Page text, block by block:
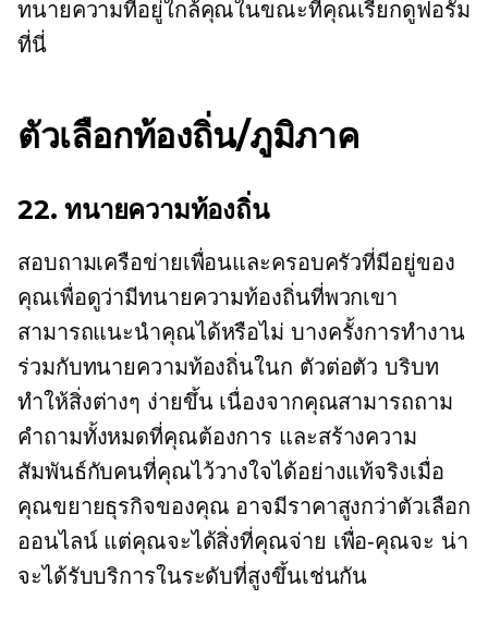
ทนายความที่อยู่ใกล้คุณในขณะที่คุณเรียกดูฟอรั่ม
ที่นี่
ตัวเลือกท้องถิ่น/ภูมิภาค
22. ทนายความท้องถิ่น
สอบถามเครือข่ายเพื่อนและครอบครัวที่มีอยู่ของ
คุณเพื่อดูว่ามีทนายความท้องถิ่นที่พวกเขา
สามารถแนะนำคุณได้หรือไม่ บางครั้งการทำงาน
ร่วมกับทนายความท้องถิ่นในก ตัวต่อตัว บริบท
ทำให้สิ่งต่างๆ ง่ายขึ้น เนื่องจากคุณสามารถถาม
คำถามทั้งหมดที่คุณต้องการ และสร้างความ
สัมพันธ์กับคนที่คุณไว้วางใจได้อย่างแท้จริงเมื่อ
คุณขยายธุรกิจของคุณ อาจมีราคาสูงกว่าตัวเลือก
ออนไลน์ แต่คุณจะได้สิ่งที่คุณจ่าย เพื่อ-คุณจะ น่า
จะได้รับบริการในระดับที่สูงขึ้นเช่นกัน